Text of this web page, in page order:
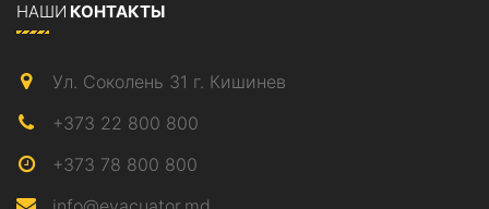
НАШИ КОНТАКТЫ
Ул. Соколень 31 г. Кишинев
+373 22 800 800
+373 78 800 800